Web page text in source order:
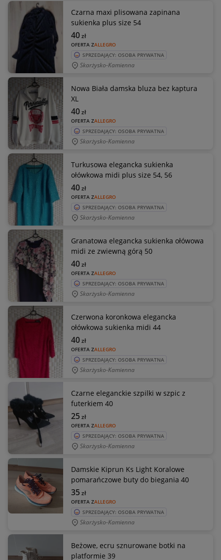
Czarna maxi plisowana zapinana
sukienka plus size 54
OFERTA ZALLEGRO
40zł
SPRZEDAJĄCY: OSOBA PRYWATNA
Skarżysko-Kamienna
Nowa Biała damska bluza bez kaptura
XL
OFERTA ZALLEGRO
40zł
SPRZEDAJĄCY: OSOBA PRYWATNA
Skarżysko-Kamienna
Turkusowa elegancka sukienka
ołówkowa midi plus size 54, 56
OFERTA ZALLEGRO
40zł
SPRZEDAJĄCY: OSOBA PRYWATNA
Skarżysko-Kamienna
Granatowa elegancka sukienka ołówowa
midi ze zwiewną górą 50
OFERTA ZALLEGRO
40zł
SPRZEDAJĄCY: OSOBA PRYWATNA
Skarżysko-Kamienna
Czerwona koronkowa elegancka
ołówkowa sukienka midi 44
OFERTA ZALLEGRO
40zł
SPRZEDAJĄCY: OSOBA PRYWATNA
Skarżysko-Kamienna
Czarne eleganckie szpilki w szpic z
futerkiem 40
OFERTA ZALLEGRO
25zł
SPRZEDAJĄCY: OSOBA PRYWATNA
Skarżysko-Kamienna
Damskie Kiprun Ks Light Koralowe
pomarańczowe buty do biegania 40
OFERTA ZALLEGRO
35zł
SPRZEDAJĄCY: OSOBA PRYWATNA
Skarżysko-Kamienna
Beżowe, ecru sznurowane botki na
platformie 39